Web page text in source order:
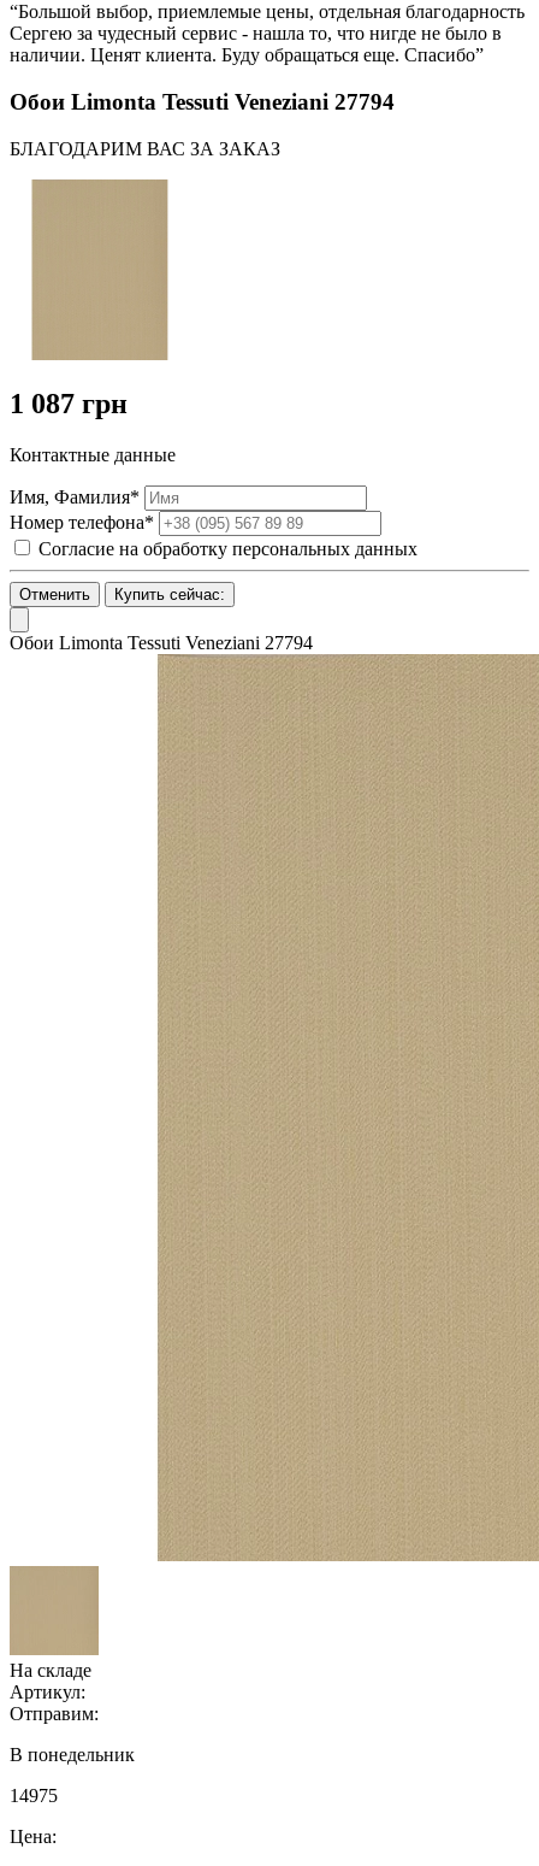
“Большой выбор, приемлемые цены, отдельная благодарность
Сергею за чудесный сервис - нашла то, что нигде не было в
наличии. Ценят клиента. Буду обращаться еще. Спасибо”
Обои Limonta Tessuti Veneziani 27794
БЛАГОДАРИМ ВАС ЗА ЗАКАЗ
1 087 грн
Контактные данные
Имя, Фамилия*
Номер телефона*
Согласие на обработку персональных данных
Отменить Купить сейчас:
Обои Limonta Tessuti Veneziani 27794
На складе
Артикул:
Отправим:
В понедельник
14975
Цена: